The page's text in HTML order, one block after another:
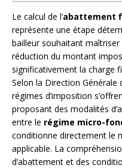
Le calcul de l’abattement
représente une étape
bailleur souhaitant
réduction du montant
significativement la charge
Selon la Direction Générale
régimes d’imposition
proposant des modalités
entre le régime micro-
conditionne directement le
applicable. La
d’abattement et des